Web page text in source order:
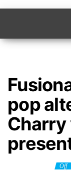
pop
Charry
Off